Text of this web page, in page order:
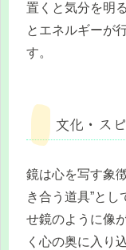
置くと気分を明
とエネルギーが
す。
文化・ス
鏡は心を写す象
き合う道具”と
せ鏡のように像
く心の奥に入り